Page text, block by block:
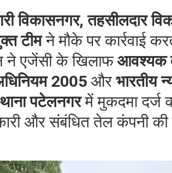
विकासनगर, तहसीलदार
टीमने मौके पर कार्रवाई
ने एजेंसी के खिलाफआवश्यक
2005 औरभारतीय
थाना पटेलनगरमें मुकदमा दर्ज
और संबंधित तेल कंपनी की